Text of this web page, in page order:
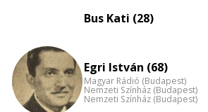
Bus Kati (28)
Egri István (68)
Magyar Rádió (Budapest)
Nemzeti Színház (Budapest)
Nemzeti Színház (Budapest)